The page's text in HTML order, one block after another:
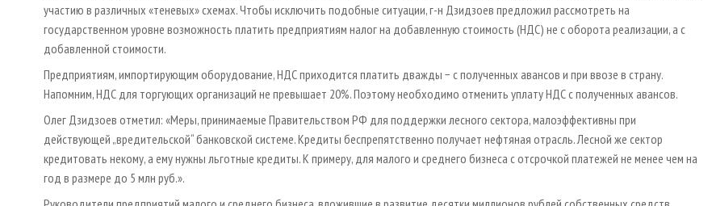
участию в различных «теневых» схемах. Чтобы исключить подобные ситуации, г-н Дзидзоев предложил рассмотреть на
государственном уровне возможность платить предприятиям налог на добавленную стоимость (НДС) не с оборота реализации, а с
добавленной стоимости.
Предприятиям, импортирующим оборудование, НДС приходится платить дважды − с полученных авансов и при ввозе в страну.
Напомним, НДС для торгующих организаций не превышает 20%. Поэтому необходимо отменить уплату НДС с полученных авансов.
Олег Дзидзоев отметил: «Меры, принимаемые Правительством РФ для поддержки лесного сектора, малоэффективны при
действующей „вредительской“ банковской системе. Кредиты беспрепятственно получает нефтяная отрасль. Лесной же сектор
кредитовать некому, а ему нужны льготные кредиты. К примеру, для малого и среднего бизнеса с отсрочкой платежей не менее чем на
год в размере до 5 млн руб.».